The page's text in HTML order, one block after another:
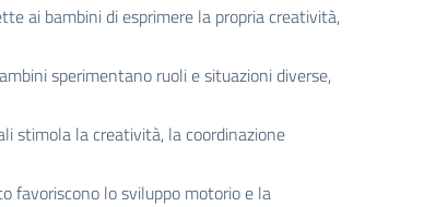
ai bambini di esprimere la propria creatività,
sperimentano ruoli e situazioni diverse,
stimola la creatività, la coordinazione
favoriscono lo sviluppo motorio e la